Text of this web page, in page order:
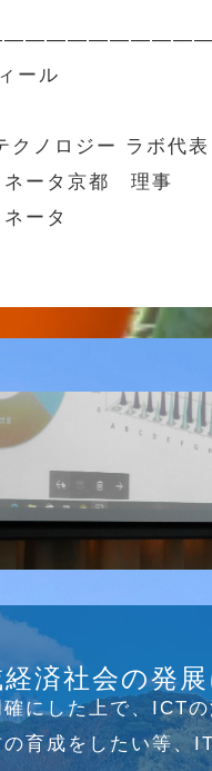
ール
ノロジー ラボ代表
ータ京都 理事
ータ
ーション研究会、
経済社会の発
にした上で、ICT
育成をしたい等、